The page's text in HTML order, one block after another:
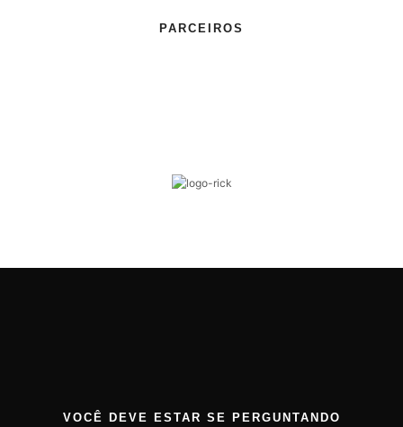
PARCEIROS
VOCÊ DEVE ESTAR SE PERGUNTANDO